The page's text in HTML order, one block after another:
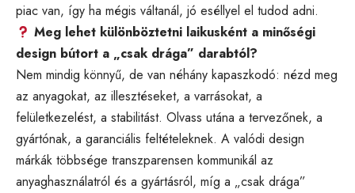
piac van, így ha mégis váltanál, jó eséllyel el tudod adni.
Meg lehet különböztetni laikusként a minőségi
design bútort a „csak drága” darabtól?
Nem mindig könnyű, de van néhány kapaszkodó: nézd meg
az anyagokat, az illesztéseket, a varrásokat, a
felületkezelést, a stabilitást. Olvass utána a tervezőnek, a
gyártónak, a garanciális feltételeknek. A valódi design
márkák többsége transzparensen kommunikál az
anyaghasználatról és a gyártásról, míg a „csak drága”